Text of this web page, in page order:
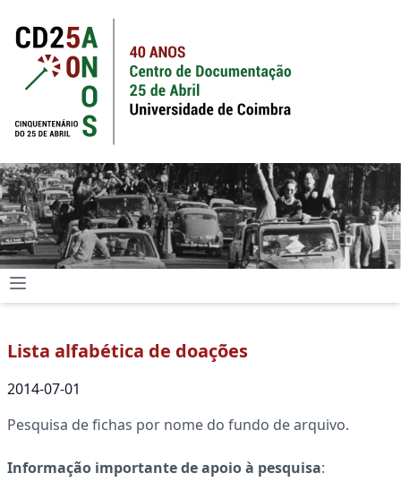
Lista alfabética de doações
2014-07-01
Pesquisa de fichas por nome do fundo de arquivo.
Informação importante de apoio à pesquisa: